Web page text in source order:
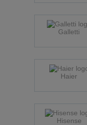
Galletti
Haier
Hisense